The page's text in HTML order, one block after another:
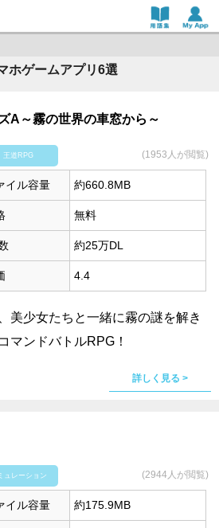
ホゲームアプリ6選
A～霧の世界の車窓から～
王道RPG (1953人が閲覧)
イル容量 約660.8MB
無料
約25万DL
4.4
美少女たちと一緒に霧の謎を解き
マンドバトルRPG！
詳しく見る >
ュレーション (2944人が閲覧)
イル容量 約175.9MB